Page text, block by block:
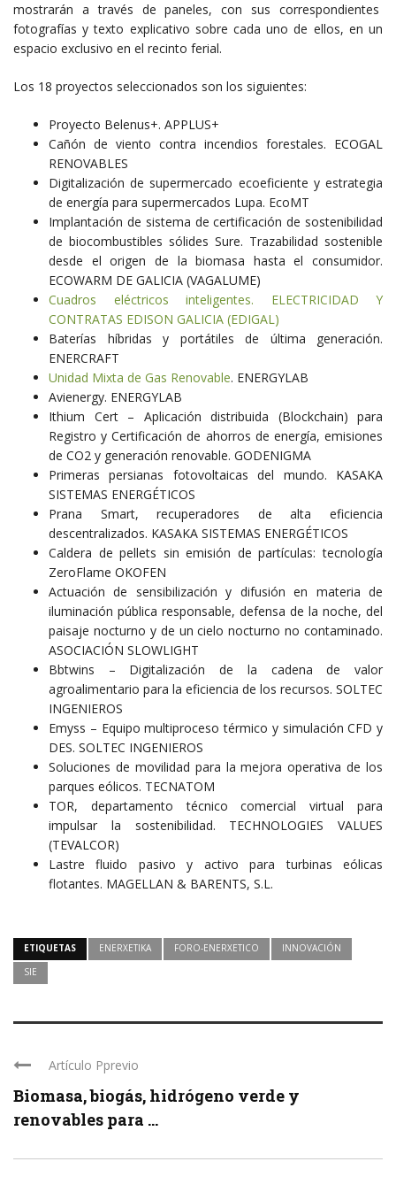
mostrarán a través de paneles, con sus correspondientes
fotografías y texto explicativo sobre cada uno de ellos, en un
espacio exclusivo en el recinto ferial.
Los 18 proyectos seleccionados son los siguientes:
Proyecto Belenus+. APPLUS+
Cañón de viento contra incendios forestales. ECOGAL
RENOVABLES
Digitalización de supermercado ecoeficiente y estrategia
de energía para supermercados Lupa. EcoMT
Implantación de sistema de certificación de sostenibilidad
de biocombustibles sólides Sure. Trazabilidad sostenible
desde el origen de la biomasa hasta el consumidor.
ECOWARM DE GALICIA (VAGALUME)
Cuadros eléctricos inteligentes. ELECTRICIDAD Y
CONTRATAS EDISON GALICIA (EDIGAL)
Baterías híbridas y portátiles de última generación.
ENERCRAFT
Unidad Mixta de Gas Renovable. ENERGYLAB
Avienergy. ENERGYLAB
Ithium Cert – Aplicación distribuida (Blockchain) para
Registro y Certificación de ahorros de energía, emisiones
de CO2 y generación renovable. GODENIGMA
Primeras persianas fotovoltaicas del mundo. KASAKA
SISTEMAS ENERGÉTICOS
Prana Smart, recuperadores de alta eficiencia
descentralizados. KASAKA SISTEMAS ENERGÉTICOS
Caldera de pellets sin emisión de partículas: tecnología
ZeroFlame OKOFEN
Actuación de sensibilización y difusión en materia de
iluminación pública responsable, defensa de la noche, del
paisaje nocturno y de un cielo nocturno no contaminado.
ASOCIACIÓN SLOWLIGHT
Bbtwins – Digitalización de la cadena de valor
agroalimentario para la eficiencia de los recursos. SOLTEC
INGENIEROS
Emyss – Equipo multiproceso térmico y simulación CFD y
DES. SOLTEC INGENIEROS
Soluciones de movilidad para la mejora operativa de los
parques eólicos. TECNATOM
TOR, departamento técnico comercial virtual para
impulsar la sostenibilidad. TECHNOLOGIES VALUES
(TEVALCOR)
Lastre fluido pasivo y activo para turbinas eólicas
flotantes. MAGELLAN & BARENTS, S.L.
ETIQUETAS ENERXETIKA FORO-ENERXETICO
INNOVACIÓN
SIE
Artículo Pprevio
Biomasa, biogás, hidrógeno verde y
renovables para ...